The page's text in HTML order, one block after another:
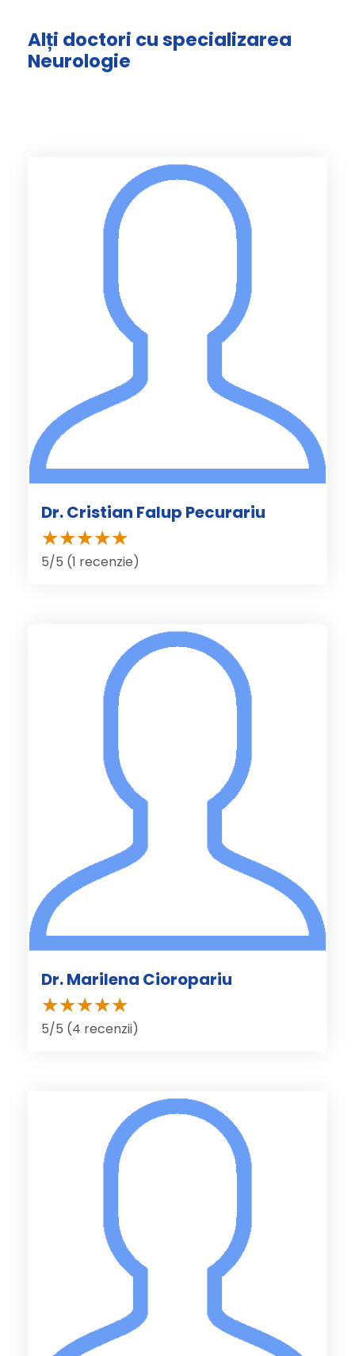
Alți doctori cu specializarea
Neurologie
Dr. Cristian Falup Pecurariu
5/5 (1 recenzie)
Dr. Marilena Cioropariu
5/5 (4 recenzii)